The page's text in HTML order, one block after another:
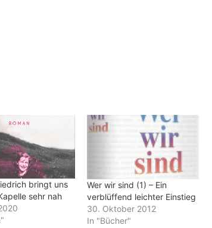
bringt uns
sehr nah
Wer wir sind (1) – Ein
verblüffend leichter Einstieg
30. Oktober 2012
In "Bücher"